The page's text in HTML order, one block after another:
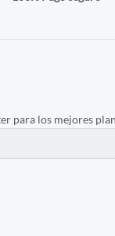
para los mejores